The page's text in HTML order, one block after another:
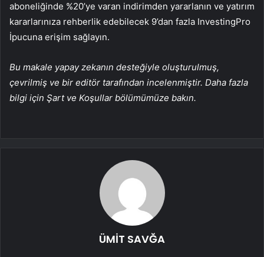
aboneliğinde %20’ye varan indirimden yararlanın ve yatırım
kararlarınıza rehberlik edebilecek 9’dan fazla InvestingPro
İpucuna erişim sağlayın.
Bu makale yapay zekanın desteğiyle oluşturulmuş,
çevrilmiş ve bir editör tarafından incelenmiştir. Daha fazla
bilgi için Şart ve Koşullar bölümümüze bakın.
ÜMİT SAVĞA